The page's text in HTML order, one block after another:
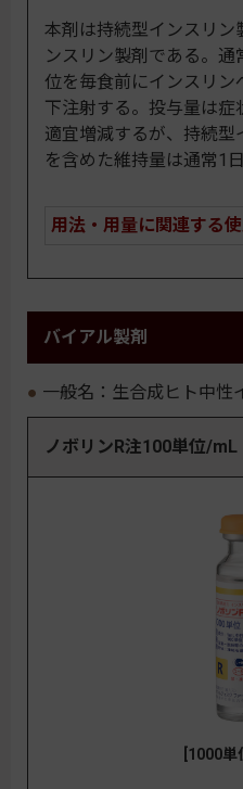
本剤は持続型インスリン
ンスリン製剤である。
位を毎食前にインスリン
下注射する。投与量は症
適宜増減するが、持続
を含めた維持量は通常1
用法・用量に関連する
バイアル製剤
一般名：生合成ヒト中性
ノボリンR注100単位/mL
[1000